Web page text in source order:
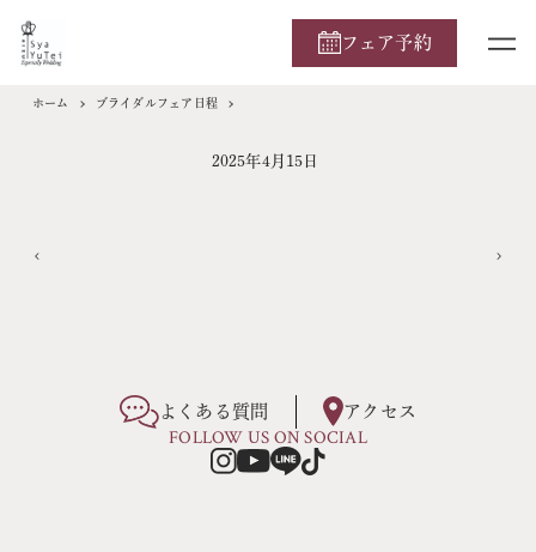
フェア予約
ホーム ブライダルフェア日程
2025年4月15日
よくある質問 アクセス
FOLLOW US ON SOCIAL